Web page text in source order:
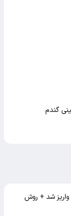
گندم
همه دهک‌ها واریز شد + روش